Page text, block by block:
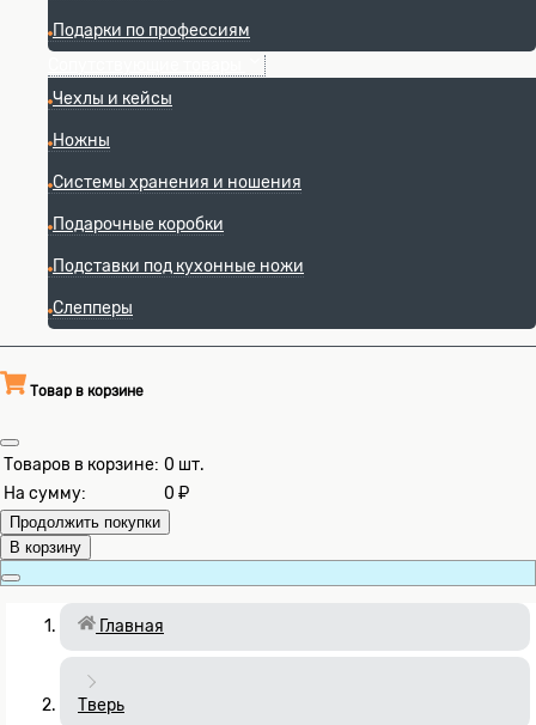
Подарки по профессиям
Чехлы и кейсы
Ножны
Системы хранения и ношения
Подарочные коробки
Подставки под кухонные ножи
Слепперы
Товар в корзине
Товаров в корзине: 0 шт.
На сумму:
0 ₽
Продолжить покупки
В корзину
Главная
Тверь